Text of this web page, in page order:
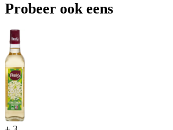
Probeer ook eens